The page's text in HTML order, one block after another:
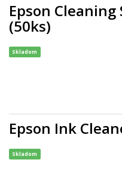
Epson Cleaning
(50ks)
Skladom
Epson Ink
Skladom